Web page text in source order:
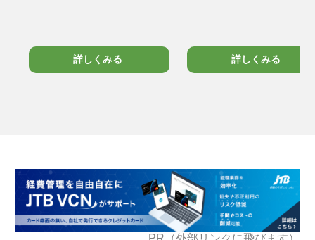
詳しくみる 詳しくみる